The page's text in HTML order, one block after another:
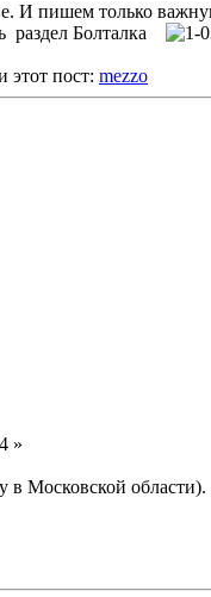
И пишем только
раздел Болталка
этот пост: mezzo
»
в Московской